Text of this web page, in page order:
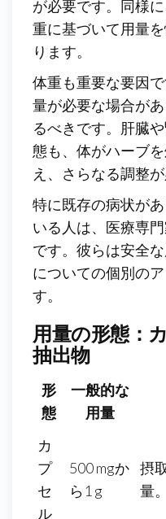
が必要です。同様
重に基づいて用量
ります。
体重も重要な要因
量が必要な場合が
るべきです。肝臓
態も、体がハーブ
え、さらなる調整が
特に既存の病状が
いる人は、医療専
です。彼らは安全
についての個別の
す。
用量の形態：
抽出物
形
態
一般的な
用量
カ
プ
セ
ル
500 mgか
ら1 g
摂
量。